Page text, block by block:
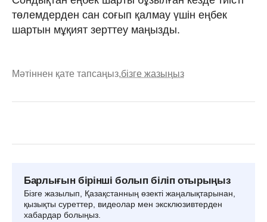
төлемдерден сан соғып қалмау үшін еңбек
шартын мұқият зерттеу маңызды.
Мәтіннен қате тапсаңыз,бізге жазыңыз
Барлығын бірінші болып біліп отырыңыз
Бізге жазылып, Қазақстанның өзекті жаңалықтарынан,
қызықты суреттер, видеолар мен эксклюзивтерден
хабардар болыңыз.